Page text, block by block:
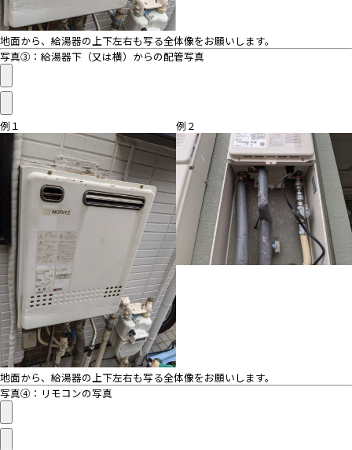
地面から、給湯器の上下左右も写る全体像をお願いします。
写真③：給湯器下（又は横）からの配管写真
例１ 例２
地面から、給湯器の上下左右も写る全体像をお願いします。
写真④：リモコンの写真